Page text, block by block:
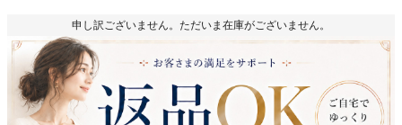
申し訳ございません。ただいま在庫がございません。